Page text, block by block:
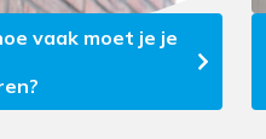
vaak moet je je